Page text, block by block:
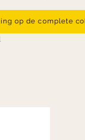
op de complete